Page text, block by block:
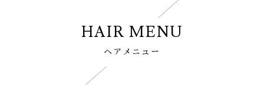
HAIR MENU
ヘアメニュー